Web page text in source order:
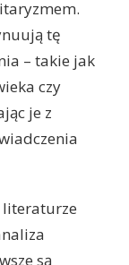
tę
– takie jak
czy
je z
są